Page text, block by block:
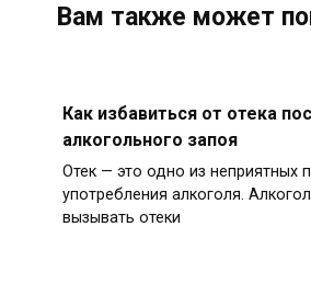
Вам также может
Как избавиться от отека
алкогольного запоя
Отек — это одно из неприятных
употребления алкоголя.
вызывать отеки